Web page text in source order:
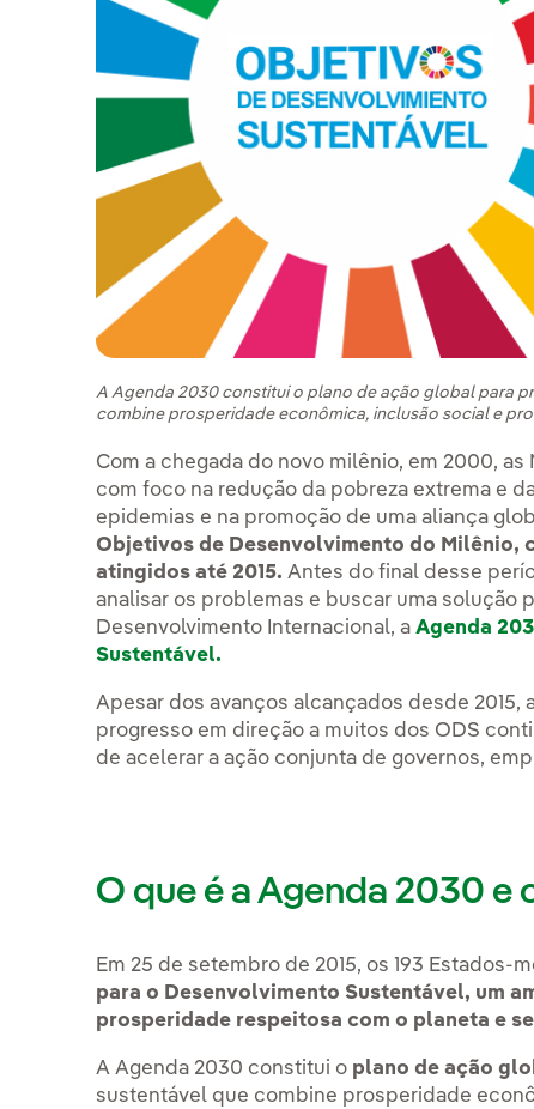
A Agenda 2030 constitui o plano de ação global para
combine prosperidade econômica, inclusão social e
Com a chegada do novo milênio, em 2000,
com foco na redução da pobreza extrema e
epidemias e na promoção de uma aliança
Objetivos de Desenvolvimento do Milênio,
atingidos até 2015.Antes do final desse
analisar os problemas e buscar uma solução
Desenvolvimento Internacional, aAgenda
Sustentável.
Apesar dos avanços alcançados desde 2015,
progresso em direção a muitos dos ODS
de acelerar a ação conjunta de governos,
O que é a Agenda 2030 e
Em 25 de setembro de 2015, os 193 Estados-
para o Desenvolvimento Sustentável, um
prosperidade respeitosa com o planeta e
A Agenda 2030 constitui o plano de ação
sustentável que combine prosperidade